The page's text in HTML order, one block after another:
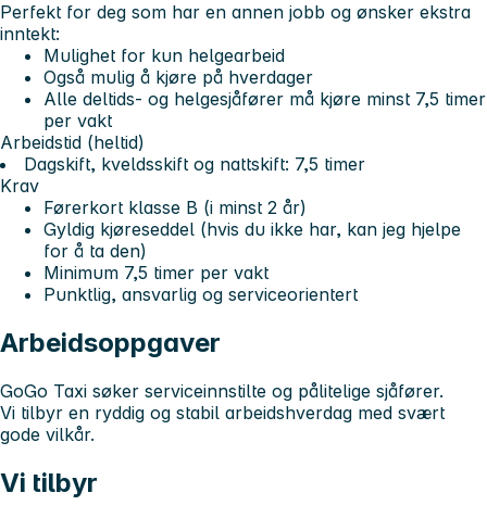
Perfekt for deg som har en annen jobb og ønsker ekstra
inntekt:
Mulighet for kun helgearbeid
Også mulig å kjøre på hverdager
Alle deltids- og helgesjåfører må kjøre minst 7,5 timer
per vakt
Arbeidstid (heltid)
Dagskift, kveldsskift og nattskift: 7,5 timer
Krav
Førerkort klasse B (i minst 2 år)
Gyldig kjøreseddel (hvis du ikke har, kan jeg hjelpe
for å ta den)
Minimum 7,5 timer per vakt
Punktlig, ansvarlig og serviceorientert
Arbeidsoppgaver
GoGo Taxi søker serviceinnstilte og pålitelige sjåfører.
Vi tilbyr en ryddig og stabil arbeidshverdag med svært
gode vilkår.
Vi tilbyr